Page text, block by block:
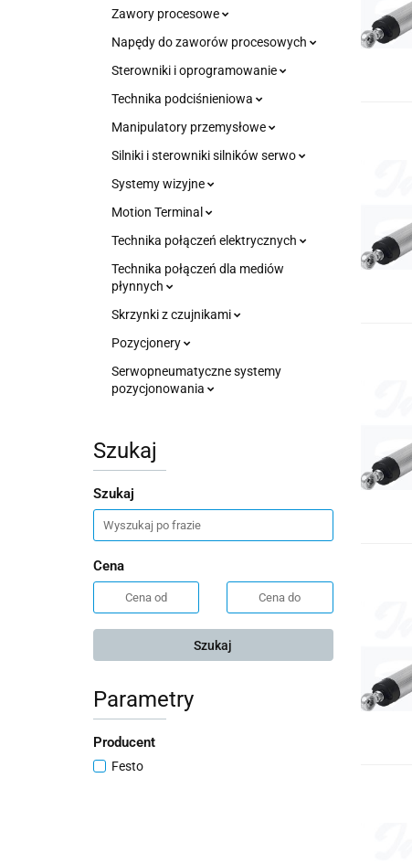
Zawory procesowe
Napędy do zaworów procesowych
Sterowniki i oprogramowanie
Technika podciśnieniowa
Manipulatory przemysłowe
Silniki i sterowniki silników serwo
Systemy wizyjne
Motion Terminal
Technika połączeń elektrycznych
Technika połączeń dla mediów
płynnych
Skrzynki z czujnikami
Pozycjonery
Serwopneumatyczne systemy
pozycjonowania
Szukaj
Szukaj
Cena
Szukaj
Parametry
Producent
Festo